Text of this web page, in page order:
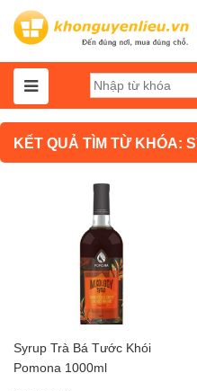
KẾT QUẢ TÌM TỪ KHÓA:
Syrup Trà Bá Tước Khói
Pomona 1000ml